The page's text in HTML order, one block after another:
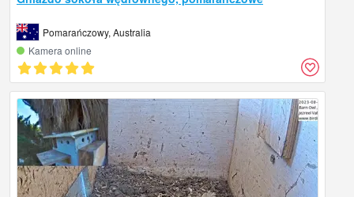
Pomarańczowy, Australia
Kamera online